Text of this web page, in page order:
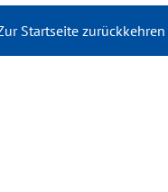
Startseite zurückkehren